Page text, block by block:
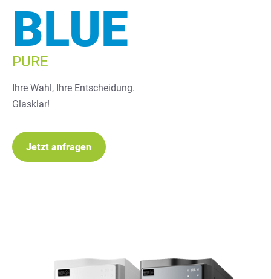
BLUE
PURE
Ihre Wahl, Ihre Entscheidung.
Glasklar!
Jetzt anfragen